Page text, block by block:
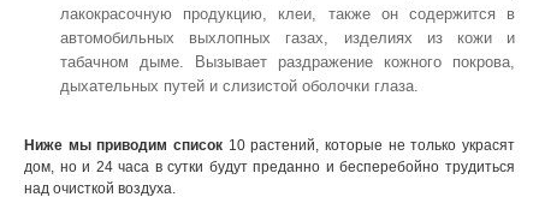
лакокрасочную продукцию, клеи, также он содержится в
автомобильных выхлопных газах, изделиях из кожи и
табачном дыме. Вызывает раздражение кожного покрова,
дыхательных путей и слизистой оболочки глаза.
Ниже мы приводим список 10 растений, которые не только украсят
дом, но и 24 часа в сутки будут преданно и бесперебойно трудиться
над очисткой воздуха.